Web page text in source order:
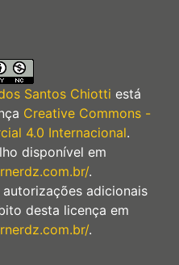
Santos Chiotti está
Creative Commons -
4.0 Internacional.
disponível em
.
adicionais
desta licença em
.